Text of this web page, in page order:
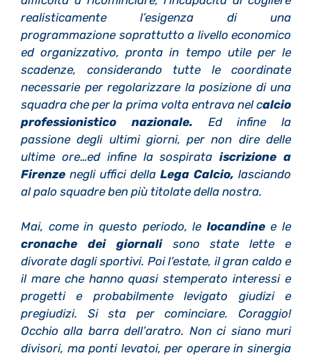
realisticamente l’esigenza di una
programmazione soprattutto a livello economico
ed organizzativo, pronta in tempo utile per le
scadenze, considerando tutte le coordinate
necessarie per regolarizzare la posizione di una
squadra che per la prima volta entrava nel calcio
professionistico nazionale. Ed infine la
passione degli ultimi giorni, per non dire delle
ultime ore…ed infine la sospirataiscrizione a
Firenze negli uffici della Lega Calcio, lasciando
al palo squadre ben più titolate della nostra.
Mai, come in questo periodo, le locandinee le
cronache dei giornali sono state lette e
divorate dagli sportivi. Poi l’estate, il gran caldo e
il mare che hanno quasi stemperato interessi e
progetti e probabilmente levigato giudizi e
pregiudizi. Si sta per cominciare. Coraggio!
Occhio alla barra dell’aratro. Non ci siano muri
divisori, ma ponti levatoi, per operare in sinergia